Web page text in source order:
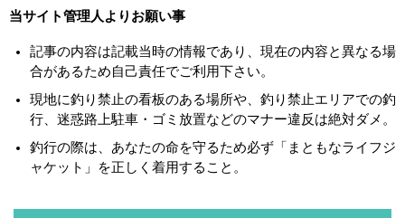
当サイト管理人よりお願い事
記事の内容は記載当時の情報であり、現在の内容と異なる場
合があるため自己責任でご利用下さい。
現地に釣り禁止の看板のある場所や、釣り禁止エリアでの釣
行、迷惑路上駐車・ゴミ放置などのマナー違反は絶対ダメ。
釣行の際は、あなたの命を守るため必ず「まともなライフジ
ャケット」を正しく着用すること。